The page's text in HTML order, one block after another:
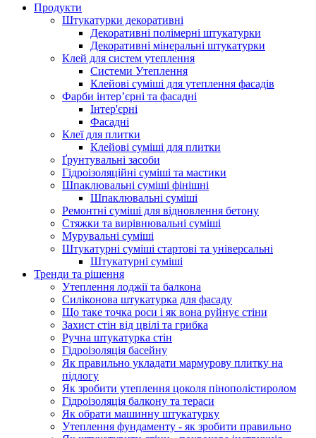
Продукти
Штукатурки декоративні
Декоративні полімерні штукатурки
Декоративні мінеральні штукатурки
Клей для систем утеплення
Системи Утеплення
Клейові суміші для утеплення фасадів
Фарби інтер’єрні та фасадні
Інтер'єрні
Фасадні
Клеї для плитки
Клейові суміші для плитки
Ґрунтувальні засоби
Гідроізоляційні суміші та мастики
Шпаклювальні суміші фінішні
Шпаклювальні суміші
Ремонтні суміші для відновлення бетону
Стяжки та вирівнювальні суміші
Мурувальні суміші
Штукатурні суміші стартові та універсальні
Штукатурні суміші
Тренди та рішення
Утеплення лоджії та балкона
Силіконова штукатурка для фасаду
Що таке точка роси і як вона руйнує стіни
Захист стін від цвілі та грибка
Ручна штукатурка стін
Гідроізоляція басейну
Як правильно укладати мармурову плитку на
підлогу
Як зробити утеплення цоколя пінополістиролом
Гідроізоляція балкону та тераси
Як обрати машинну штукатурку
Утеплення фундаменту - як зробити правильно